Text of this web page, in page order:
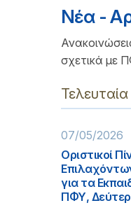
Νέα -
σχετικά με
07/05/2026
Οριστικοί
για τα
ΠΦΥ,